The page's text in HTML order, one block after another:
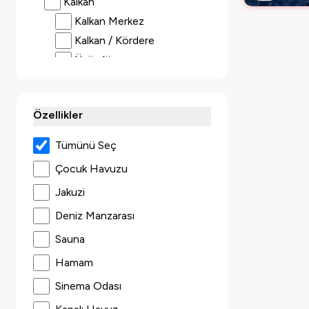
Aileye Özel Kiralık Villa
Isıtmalı Havuzlu Villalar
Balayicinizdaki Villalar
Kalkan Merkez
Kalkan / Kördere
Üzümlü
İslamlar
Kalkan / Ulugöl
Kalkan / Yeşilköy
Patara
Kaş
Kas Gokseki
Demre
Demre
Özellikler
Tümünü Seç
Çocuk Havuzu
Jakuzi
Deniz Manzarası
Sauna
Hamam
Sinema Odası